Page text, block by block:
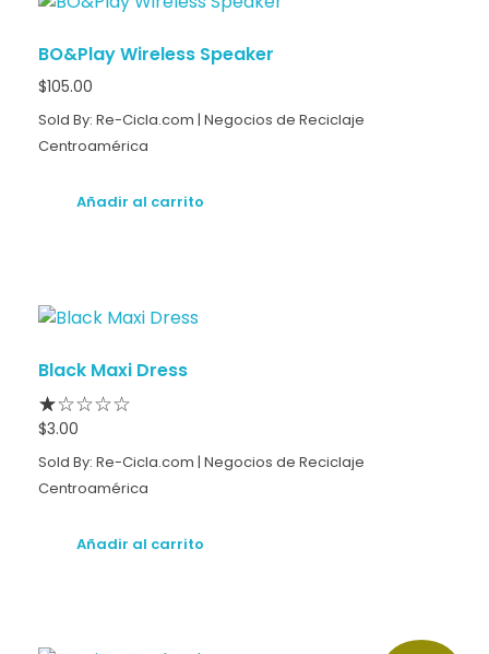
BO&Play Wireless Speaker
$105.00
Sold By: Re-Cicla.com | Negocios de Reciclaje
Centroamérica
Añadir al carrito
Black Maxi Dress
$3.00
Sold By: Re-Cicla.com | Negocios de Reciclaje
Centroamérica
Añadir al carrito